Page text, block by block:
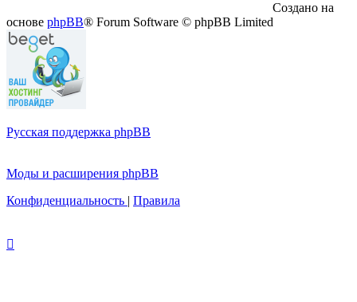
Создано на
основе phpBB® Forum Software © phpBB Limited
Русская поддержка phpBB
Моды и расширения phpBB
Конфиденциальность | Правила